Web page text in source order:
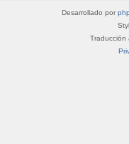
Desarrollado por
Traducción